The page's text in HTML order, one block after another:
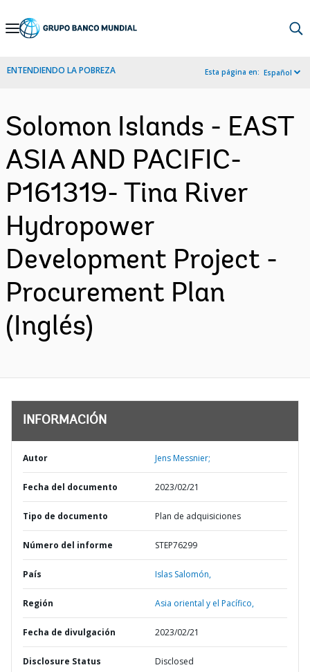
Skip
Navigation
ENTENDIENDO LA POBREZA Esta página en: Español
Solomon Islands - EAST
ASIA AND PACIFIC-
P161319- Tina River
Hydropower
Development Project -
Procurement Plan
(Inglés)
INFORMACIÓN
Autor Jens Messnier;
Fecha del documento 2023/02/21
Tipo de documento Plan de adquisiciones
Número del informe STEP76299
País Islas Salomón,
Región Asia oriental y el Pacífico,
Fecha de divulgación 2023/02/21
Disclosure Status Disclosed